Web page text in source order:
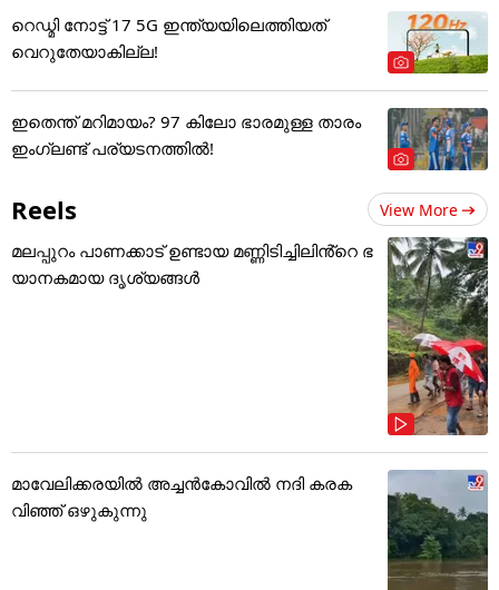
റെഡ്മി നോട്ട് 17 5G ഇന്ത്യയിലെത്തിയത്
വെറുതേയാകില്ല!
ഇതെന്ത് മറിമായം? 97 കിലോ ഭാരമുള്ള താരം
ഇംഗ്ലണ്ട് പര്യടനത്തില്‍!
Reels View More
മലപ്പുറം പാണക്കാട് ഉണ്ടായ മണ്ണിടിച്ചിലിൻ്റെ ഭ
യാനകമായ ദൃശ്യങ്ങൾ
മാവേലിക്കരയിൽ അച്ചൻകോവിൽ നദി കരക
വിഞ്ഞ് ഒഴുകുന്നു